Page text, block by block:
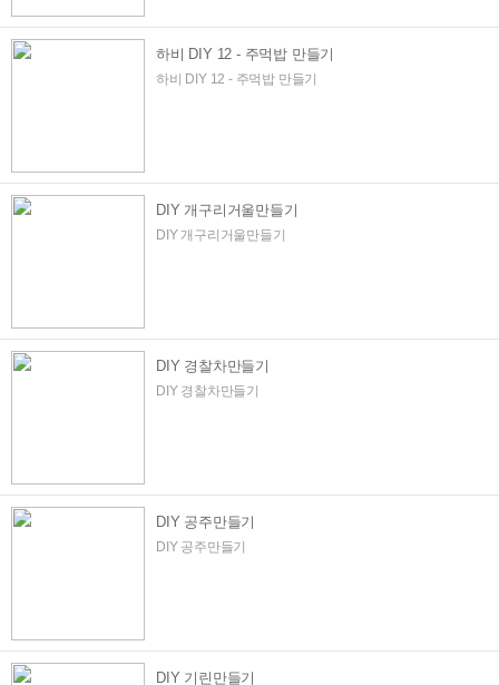
하비 DIY 12 - 주먹밥 만들기
하비 DIY 12 - 주먹밥 만들기
DIY 개구리거울만들기
DIY 개구리거울만들기
DIY 경찰차만들기
DIY 경찰차만들기
DIY 공주만들기
DIY 공주만들기
DIY 기린만들기